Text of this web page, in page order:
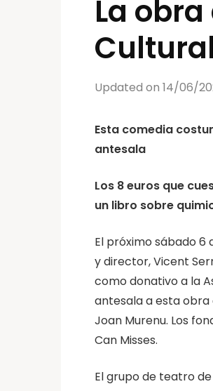
La
Updated on 14/06/
Esta comedia
antesala
Los 8 euros que
un libro sobre
El próximo sábado
y director, Vicent
como donativo a la
antesala a esta obra
Joan Murenu. Los
Can Misses.
El grupo de teatro